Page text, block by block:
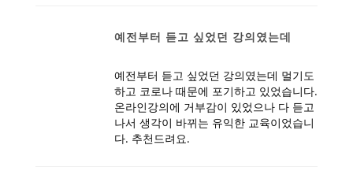
예전부터 듣고 싶었던 강의였는데
예전부터 듣고 싶었던 강의였는데 멀기도
하고 코로나 때문에 포기하고 있었습니다.
온라인강의에 거부감이 있었으나 다 듣고
나서 생각이 바뀌는 유익한 교육이었습니
다. 추천드려요.